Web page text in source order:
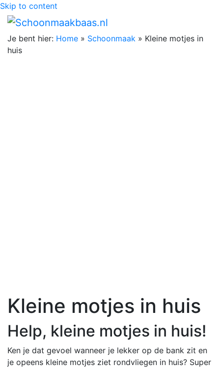
Skip to content
Je bent hier: Home » Schoonmaak » Kleine motjes in
huis
Kleine motjes in huis
Help, kleine motjes in huis!
Ken je dat gevoel wanneer je lekker op de bank zit en
je opeens kleine motjes ziet rondvliegen in huis? Super